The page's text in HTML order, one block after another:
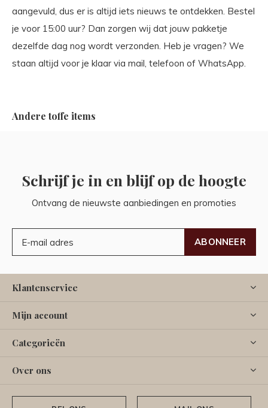
aangevuld, dus er is altijd iets nieuws te ontdekken. Bestel
je voor 15:00 uur? Dan zorgen wij dat jouw pakketje
dezelfde dag nog wordt verzonden. Heb je vragen? We
staan altijd voor je klaar via mail, telefoon of WhatsApp.
Andere toffe items
Schrijf je in en blijf op de hoogte
Ontvang de nieuwste aanbiedingen en promoties
ABONNEER
Klantenservice
Mijn account
Categorieën
Over ons